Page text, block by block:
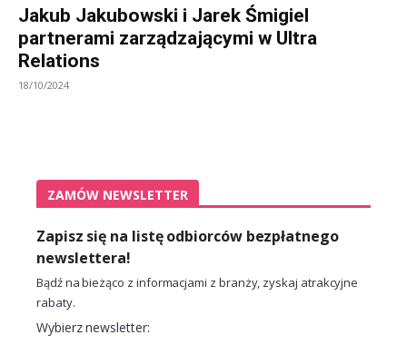
Jakub Jakubowski i Jarek Śmigiel
partnerami zarządzającymi w Ultra
Relations
18/10/2024
ZAMÓW NEWSLETTER
Zapisz się na listę odbiorców bezpłatnego
newslettera!
Bądź na bieżąco z informacjami z branży, zyskaj atrakcyjne
rabaty.
Wybierz newsletter: